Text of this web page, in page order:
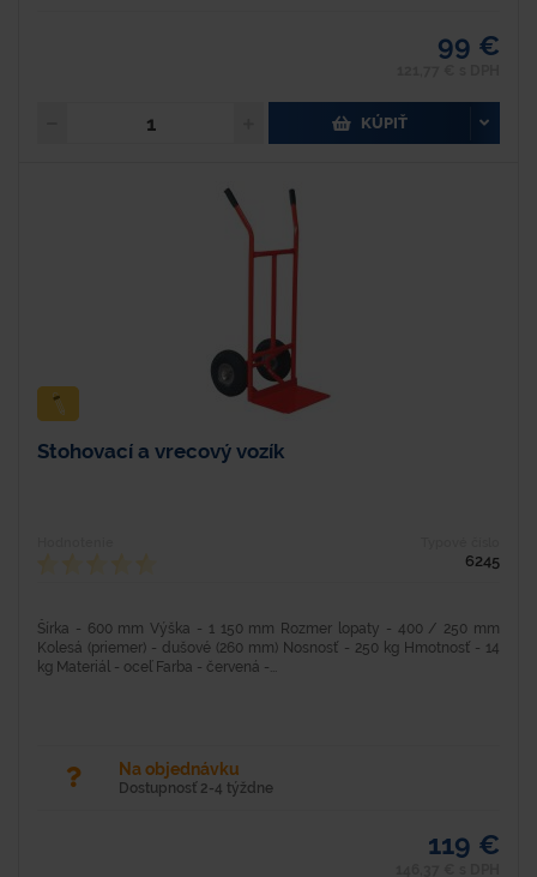
99 €
KÚPIŤ
Stohovací a vrecový vozík
6245
Šírka - 600 mm Výška - 1 150 mm Rozmer lopaty - 400 / 250 mm
Kolesá (priemer) - dušové (260 mm) Nosnosť - 250 kg Hmotnosť - 14
kg Materiál - oceľ Farba - červená -...
Na objednávku
Dostupnosť 2-4 týždne
119 €